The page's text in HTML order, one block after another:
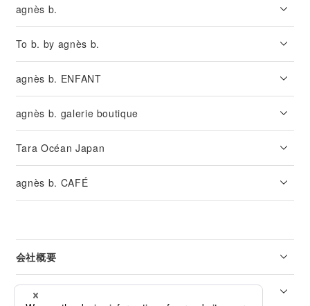
agnès b.
To b. by agnès b.
agnès b. ENFANT
agnès b. galerie boutique
Tara Océan Japan
agnès b. CAFÉ
会社概要
リーガル